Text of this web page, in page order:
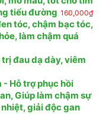
tiểu đường 160,000₫
tóc, chậm bạc tóc,
làm chậm quá
đau dạ dày, viêm
- Hỗ trợ phục hồi
Giúp làm chậm sự
giải độc gan